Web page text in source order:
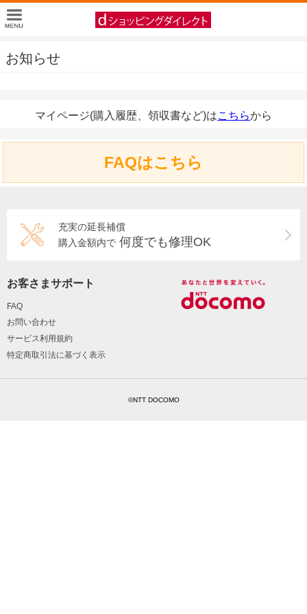
お知らせ
マイページ(購入履歴、領収書など)はこちらから
FAQはこちら
充実の延長補償
購入金額内で 何度でも修理OK
お客さまサポート
FAQ
お問い合わせ
サービス利用規約
特定商取引法に基づく表示
©NTT DOCOMO